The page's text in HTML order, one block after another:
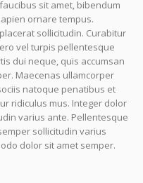
sit amet, bibendum
ornare tempus.
sollicitudin. Curabitur
vel turpis pellentesque
dui neque, quis accumsan
Maecenas ullamcorper
natoque penatibus et
ridiculus mus. Integer dolor
varius ante. Pellentesque
sollicitudin varius
dolor sit amet semper.